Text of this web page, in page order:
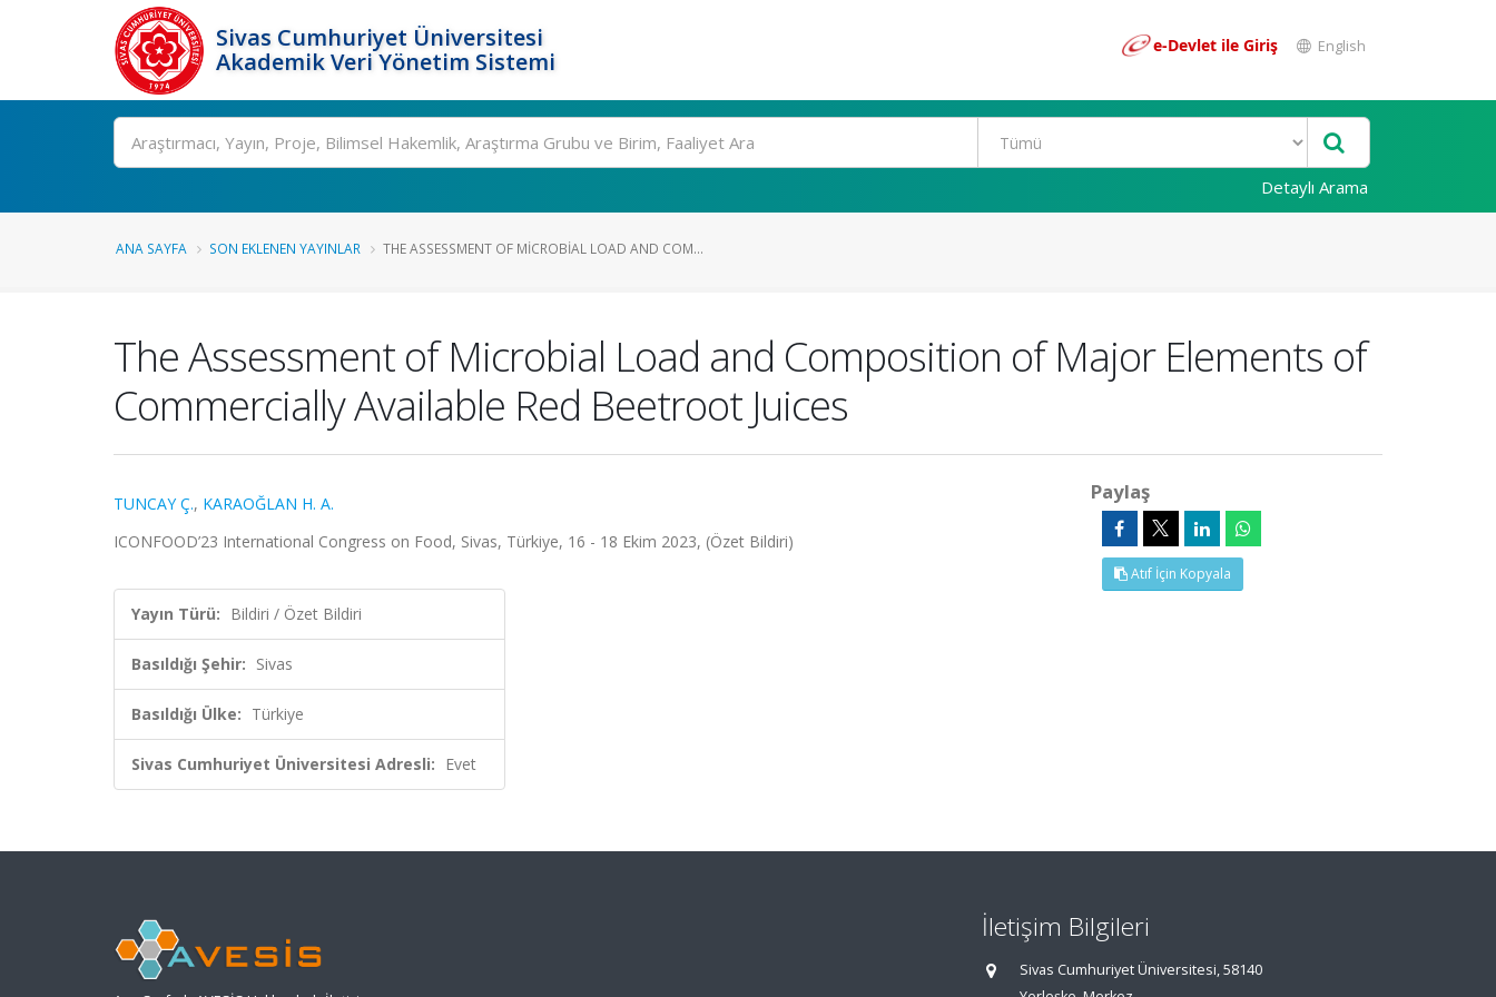
Sivas Cumhuriyet Üniversitesi
Akademik Veri Yönetim Sistemi
e-Devlet ile Giriş English
Ara
Detaylı Arama
ANA SAYFA SON EKLENEN YAYINLAR THE ASSESSMENT OF MICROBIAL LOAD AND COM...
The Assessment of Microbial Load and Composition of Major Elements of
Commercially Available Red Beetroot Juices
TUNCAY Ç., KARAOĞLAN H. A.
ICONFOOD’23 International Congress on Food, Sivas, Türkiye, 16 - 18 Ekim 2023, (Özet Bildiri)
Yayın Türü: Bildiri / Özet Bildiri
Basıldığı Şehir: Sivas
Basıldığı Ülke: Türkiye
Sivas Cumhuriyet Üniversitesi Adresli: Evet
Paylaş
Atıf İçin Kopyala
İletişim Bilgileri
Sivas Cumhuriyet Üniversitesi, 58140